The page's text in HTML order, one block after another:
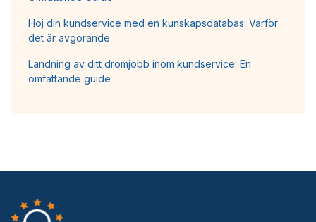
Höj din kundservice med en kunskapsdatabas: Varför
det är avgörande
Landning av ditt drömjobb inom kundservice: En
omfattande guide